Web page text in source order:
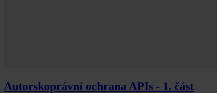
Autorskoprávní ochrana APIs - 1. část